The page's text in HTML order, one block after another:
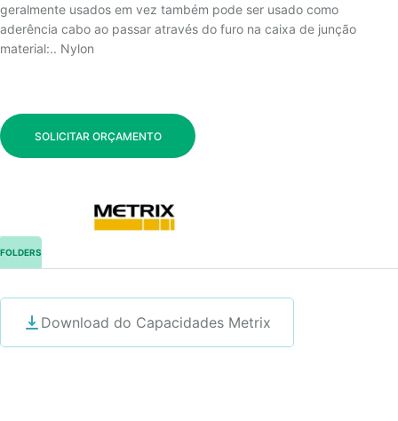
geralmente usados em vez também pode ser usado como
aderência cabo ao passar através do furo na caixa de junção
material:.. Nylon
SOLICITAR ORÇAMENTO
FOLDERS
Download do Capacidades Metrix